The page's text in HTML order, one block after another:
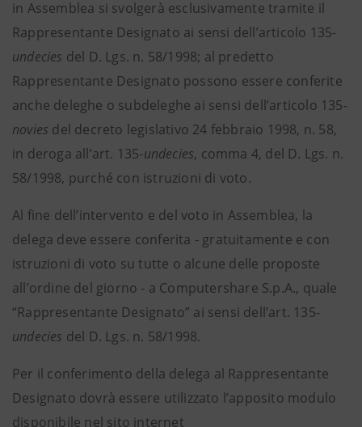
in Assemblea si svolgerà esclusivamente tramite il
Rappresentante Designato ai sensi dell’articolo 135-
undecies del D. Lgs. n. 58/1998; al predetto
Rappresentante Designato possono essere conferite
anche deleghe o subdeleghe ai sensi dell’articolo 135-
novies del decreto legislativo 24 febbraio 1998, n. 58,
in deroga all’art. 135-undecies, comma 4, del D. Lgs. n.
58/1998, purché con istruzioni di voto.
Al fine dell’intervento e del voto in Assemblea, la
delega deve essere conferita - gratuitamente e con
istruzioni di voto su tutte o alcune delle proposte
all’ordine del giorno - a Computershare S.p.A., quale
“Rappresentante Designato” ai sensi dell’art. 135-
undecies del D. Lgs. n. 58/1998.
Per il conferimento della delega al Rappresentante
Designato dovrà essere utilizzato l’apposito modulo
disponibile nel sito internet